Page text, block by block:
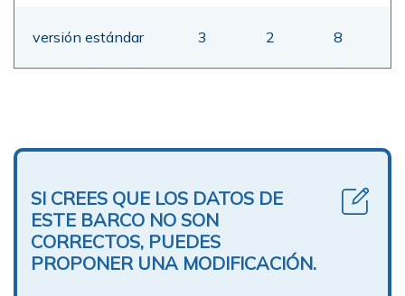
versión estándar 3 2 8
SI CREES QUE LOS DATOS DE
ESTE BARCO NO SON
CORRECTOS, PUEDES
PROPONER UNA MODIFICACIÓN.